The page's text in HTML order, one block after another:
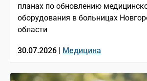
планах по обновлению
оборудования в больницах
области
30.07.2026 | Медицина